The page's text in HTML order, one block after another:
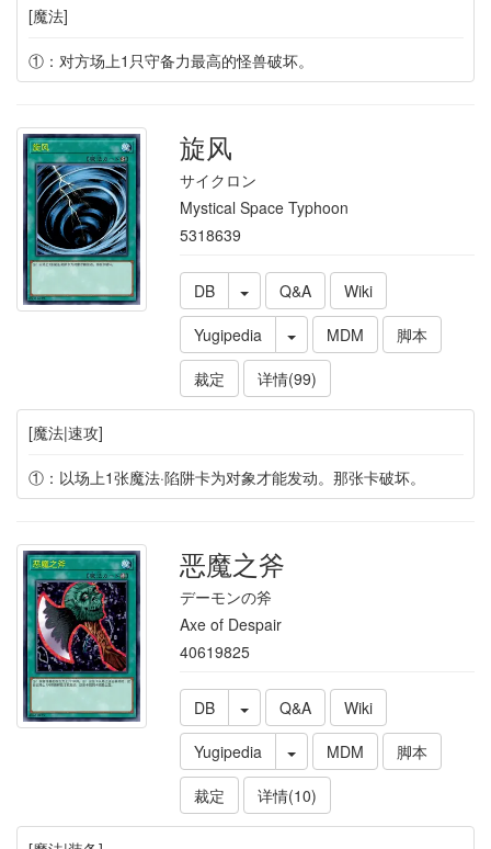
[魔法]
①：对方场上1只守备力最高的怪兽破坏。
旋风
サイクロン
Mystical Space Typhoon
5318639
DB Q&A
Wiki
Yugipedia
MDM
脚本
裁定
详情(99)
[魔法|速攻]
①：以场上1张魔法·陷阱卡为对象才能发动。那张卡破坏。
恶魔之斧
デーモンの斧
Axe of Despair
40619825
DB Q&A
Wiki
Yugipedia
MDM
脚本
裁定
详情(10)